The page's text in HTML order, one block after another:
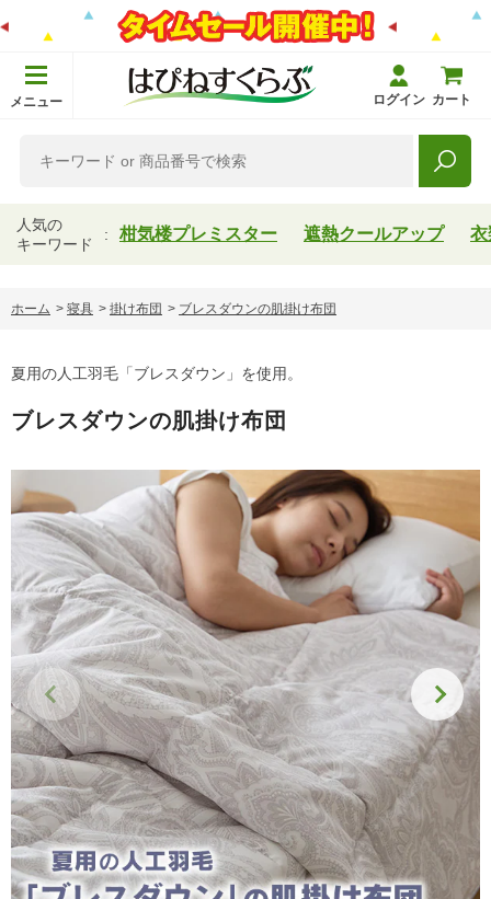
メニュー ログイン カート
人気の
キーワード
柑気楼プレミスター 遮熱クールアップ 衣
ホーム > 寝具 > 掛け布団 > ブレスダウンの肌掛け布団
夏用の人工羽毛「ブレスダウン」を使用。
ブレスダウンの肌掛け布団